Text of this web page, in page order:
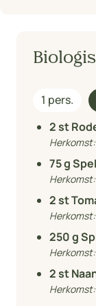
1 pers.
2st
Herkomst:
75g
Herkomst:
2st
Herkomst:
250g
Herkomst:
2st
Herkomst: